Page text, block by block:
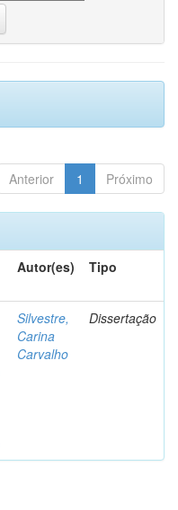
Anterior 1 Próximo
Autor(es) Tipo
Silvestre,
Carina
Carvalho
Dissertação